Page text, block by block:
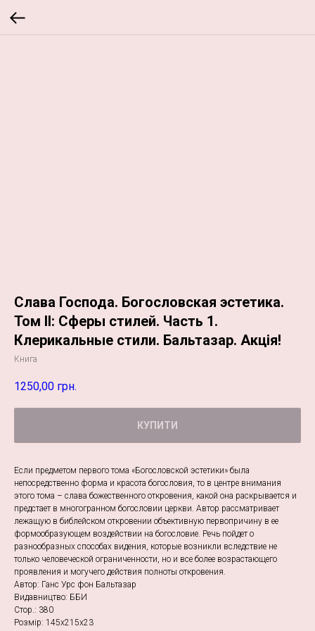
Слава Господа. Богословская эстетика.
Том II: Сферы стилей. Часть 1.
Клерикальные стили. Бальтазар. Акція!
Книга
1250,00 грн.
КУПИТИ
Если предметом первого тома «Богословской эстетики» была
непосредственно форма и красота богословия, то в центре внимания
этого тома – слава божественного откровения, какой она раскрывается и
предстает в многогранном богословии церкви. Автор рассматривает
лежащую в библейском откровении объективную первопричину в ее
формообразующем воздействии на богословие. Речь пойдет о
разнообразных способах видения, которые возникли вследствие не
только человеческой ограниченности, но и все более возрастающего
проявления и могучего действия полноты откровения.
Автор: Ганс Урс фон Бальтазар
Видавництво: ББИ
Стор.: 380
Розмір: 145х215х23